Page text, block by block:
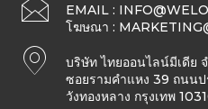
EMAIL :
โฆษณา :
บริษัท ไทยออนไลน์มีเดีย
ซอยรามคำแหง 39 ถนนป
วังทองหลาง กรุงเทพ